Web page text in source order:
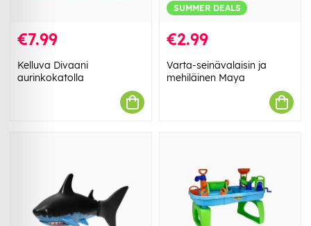
€7.99
Kelluva Divaani
aurinkokatolla
SUMMER DEALS
€2.99
Varta-seinävalaisin ja
mehiläinen Maya